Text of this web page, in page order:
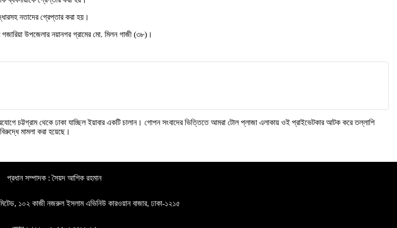
নতাদের গ্রেপ্তার করা হয়।
গজারিয়া উপজেলার নয়ানগর গ্রামের মো. মিলন গাজী (৩৮)।
চট্টগ্রাম থেকে ঢাকা যাচ্ছিল ইয়াবার একটি চালান। গোপন সংবাদের ভিত্তিতে আমরা টোল প্লাজা এলাকায় ওই প্রাইভেটকার আটক করে তল্লাশি
মামলা করা হয়েছে।
প্রধান সম্পাদক : সৈয়দ আশিক রহমান
১০২ কাজী নজরুল ইসলাম এভিনিউ কারওয়ান বাজার, ঢাকা-১২১৫